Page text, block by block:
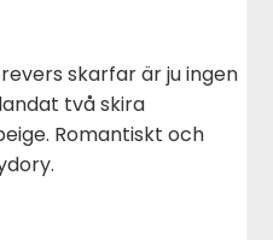
skarfar är ju ingen
två skira
Romantiskt och